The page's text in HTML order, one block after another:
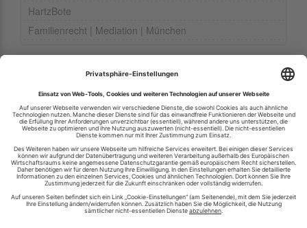
HartzBote
Familienrecht | Mediation | München
Ihren RSS-Feed veröffentlichen
RSS-Verzeichnis.de © 2003-2026
Impressum
Kontakt
Datenschutzinformation